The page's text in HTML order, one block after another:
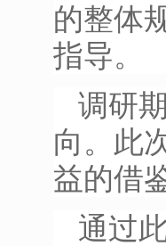
的整体
指导。
调研
向。此
益的借
通过